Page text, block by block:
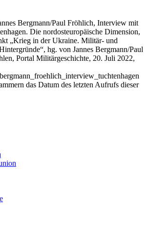
Bergmann/Paul Fröhlich, Interview mit
Die nordosteuropäische Dimension,
„Krieg in der Ukraine. Militär- und
hg. von Jannes Bergmann/Paul
Portal Militärgeschichte, 20. Juli 2022,
das Datum des letzten Aufrufs dieser